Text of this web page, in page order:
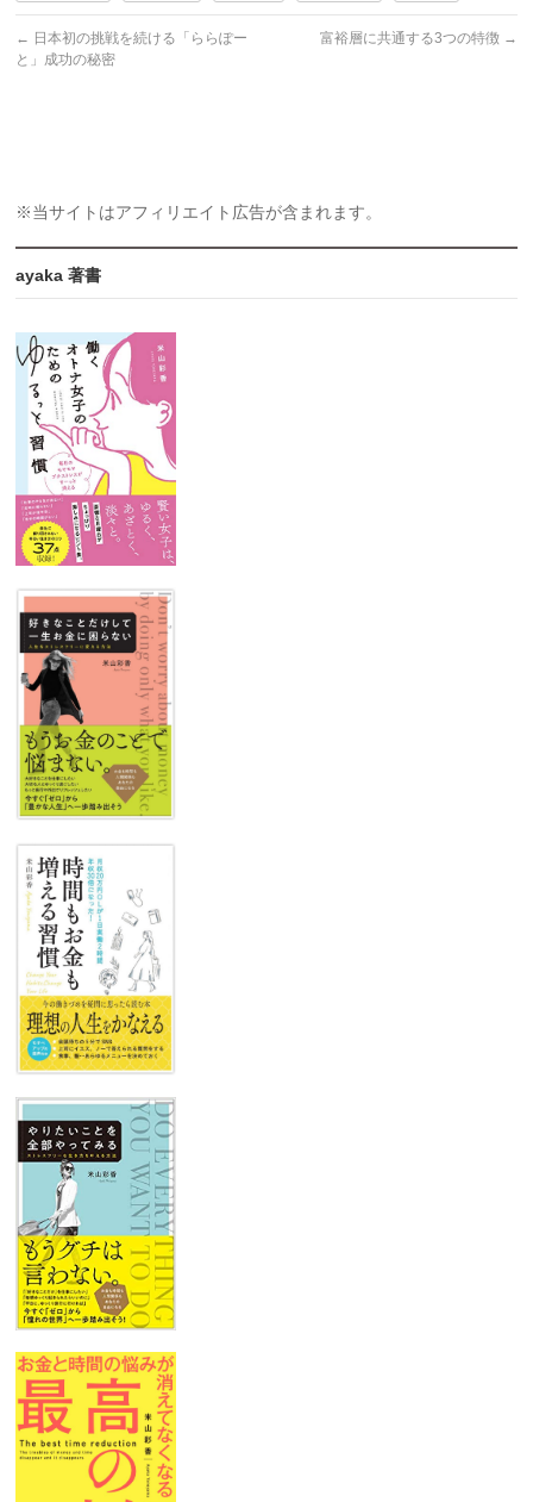
← 日本初の挑戦を続ける「ららぽー
と」成功の秘密
富裕層に共通する3つの特徴 →
※当サイトはアフィリエイト広告が含まれます。
ayaka 著書